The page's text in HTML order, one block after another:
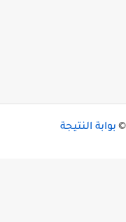
بوابة النتيجة